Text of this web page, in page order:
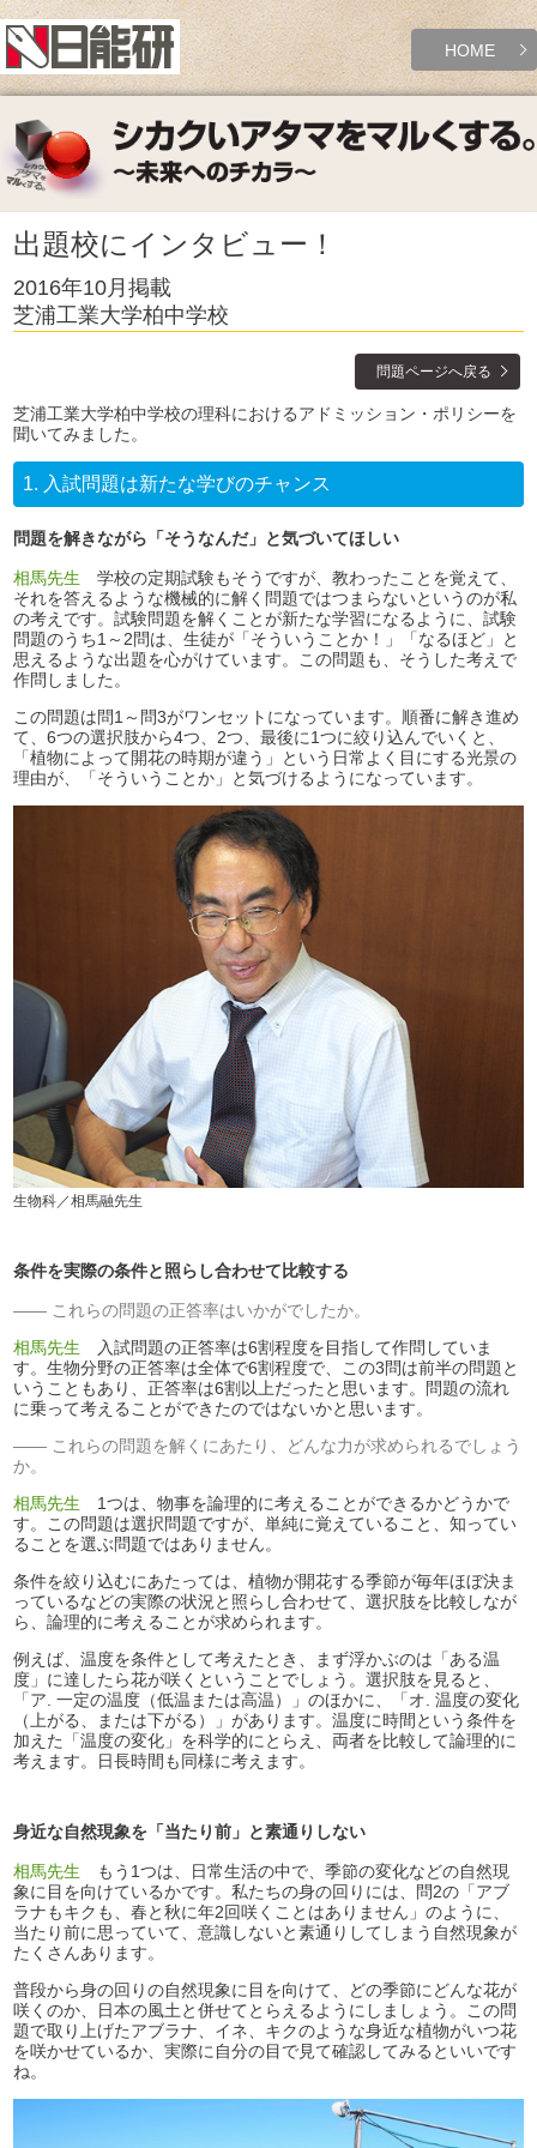
HOME
出題校にインタビュー！
2016年10月掲載
芝浦工業大学柏中学校
問題ページへ戻る
芝浦工業大学柏中学校の理科におけるアドミッション・ポリシーを
聞いてみました。
1. 入試問題は新たな学びのチャンス
問題を解きながら「そうなんだ」と気づいてほしい
相馬先生学校の定期試験もそうですが、教わったことを覚えて、
それを答えるような機械的に解く問題ではつまらないというのが私
の考えです。試験問題を解くことが新たな学習になるように、試験
問題のうち1～2問は、生徒が「そういうことか！」「なるほど」と
思えるような出題を心がけています。この問題も、そうした考えで
作問しました。
この問題は問1～問3がワンセットになっています。順番に解き進め
て、6つの選択肢から4つ、2つ、最後に1つに絞り込んでいくと、
「植物によって開花の時期が違う」という日常よく目にする光景の
理由が、「そういうことか」と気づけるようになっています。
生物科／相馬融先生
条件を実際の条件と照らし合わせて比較する
これらの問題の正答率はいかがでしたか。
相馬先生 入試問題の正答率は6割程度を目指して作問していま
す。生物分野の正答率は全体で6割程度で、この3問は前半の問題と
いうこともあり、正答率は6割以上だったと思います。問題の流れ
に乗って考えることができたのではないかと思います。
これらの問題を解くにあたり、どんな力が求められるでしょう
か。
相馬先生 1つは、物事を論理的に考えることができるかどうかで
す。この問題は選択問題ですが、単純に覚えていること、知ってい
ることを選ぶ問題ではありません。
条件を絞り込むにあたっては、植物が開花する季節が毎年ほぼ決ま
っているなどの実際の状況と照らし合わせて、選択肢を比較しなが
ら、論理的に考えることが求められます。
例えば、温度を条件として考えたとき、まず浮かぶのは「ある温
度」に達したら花が咲くということでしょう。選択肢を見ると、
「ア. 一定の温度（低温または高温）」のほかに、「オ. 温度の変化
（上がる、または下がる）」があります。温度に時間という条件を
加えた「温度の変化」を科学的にとらえ、両者を比較して論理的に
考えます。日長時間も同様に考えます。
身近な自然現象を「当たり前」と素通りしない
相馬先生 もう1つは、日常生活の中で、季節の変化などの自然現
象に目を向けているかです。私たちの身の回りには、問2の「アブ
ラナもキクも、春と秋に年2回咲くことはありません」のように、
当たり前に思っていて、意識しないと素通りしてしまう自然現象が
たくさんあります。
普段から身の回りの自然現象に目を向けて、どの季節にどんな花が
咲くのか、日本の風土と併せてとらえるようにしましょう。この問
題で取り上げたアブラナ、イネ、キクのような身近な植物がいつ花
を咲かせているか、実際に自分の目で見て確認してみるといいです
ね。